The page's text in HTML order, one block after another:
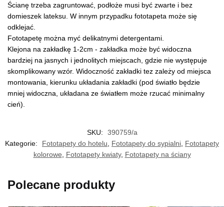
Ścianę trzeba zagruntować, podłoże musi być zwarte i bez
domieszek lateksu. W innym przypadku fototapeta może się
odklejać.
Fototapetę można myć delikatnymi detergentami.
Klejona na zakładkę 1-2cm - zakładka może być widoczna
bardziej na jasnych i jednolitych miejscach, gdzie nie występuje
skomplikowany wzór. Widoczność zakładki tez zależy od miejsca
montowania, kierunku układania zakładki (pod światło będzie
mniej widoczna, układana ze światłem może rzucać minimalny
cień).
SKU:
390759/a
Kategorie:
Fototapety do hotelu Fototapety do sypialni Fototapety
kolorowe
Fototapety kwiaty, Fototapety na ściany
Polecane produkty